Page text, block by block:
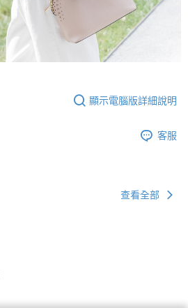
顯示電腦版詳細說明
客服
查看全部